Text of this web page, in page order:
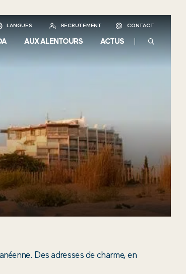
AUX ALENTOURS ACTUS
CONTACT
RECRUTEMENT
LANGUES
Des adresses de charme, en